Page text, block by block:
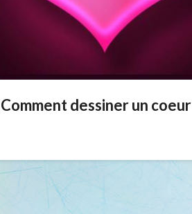
Comment dessiner un coeur